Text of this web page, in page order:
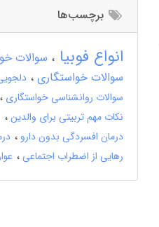
برچسب‌ها
انواع فوبیا
سوالات
سوالات خواستگاری
سوالات روانشناسی خواستگاری
نکات مهم تربیتی برای والدین
درمان افسردگی بدون دارو
رهایی از اضطراب اجتماعی